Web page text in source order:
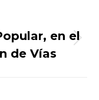
en el
de Vías